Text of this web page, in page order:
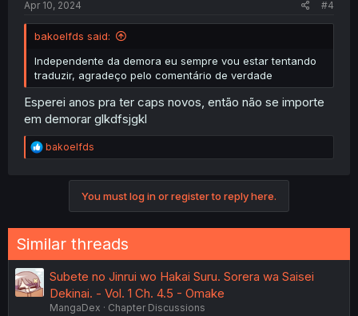
Apr 10, 2024 #4
bakoelfds said:
Independente da demora eu sempre vou estar tentando
traduzir, agradeço pelo comentário de verdade
Esperei anos pra ter caps novos, então não se importe
em demorar glkdfsjgkl
R
e
n
s
:
bakoelfds
You must log in or register to reply here.
Similar threads
Subete no Jinrui wo Hakai Suru. Sorera wa Saisei
Dekinai. - Vol. 1 Ch. 4.5 - Omake
MangaDex
Chapter Discussions